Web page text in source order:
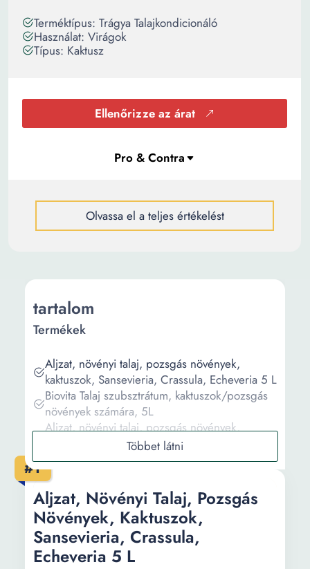
Terméktípus: Trágya Talajkondicionáló
Használat: Virágok
Típus: Kaktusz
Ellenőrizze az árat
Olvassa el a teljes értékelést
#1
Aljzat, Növényi Talaj, Pozsgás
Növények, Kaktuszok,
Sansevieria, Crassula,
Echeveria 5 L
tartalom
Termékek
Aljzat, növényi talaj, pozsgás növények,
kaktuszok, Sansevieria, Crassula, Echeveria 5 L
Biovita Talaj szubsztrátum, kaktuszok/pozsgás
növények számára, 5L
Aljzat, növényi talaj, pozsgás növények,
kaktuszok, Sansevieria, Crassula, Echeveria 3 L
Aljzat, növényi talaj, Pozsgás növények,
Kaktusz, Sansevieria, Crassula, Echeveria 1L
Substral kaktusz talaj, 3 L
Információ
Vásárlási útmutató